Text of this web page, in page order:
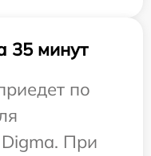
35 минут
по
При